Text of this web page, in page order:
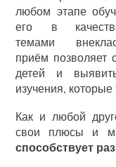
любом этапе
его в
темами
приём позволяет
детей и
изучения,
Как и любой
свои плюсы и
способствует